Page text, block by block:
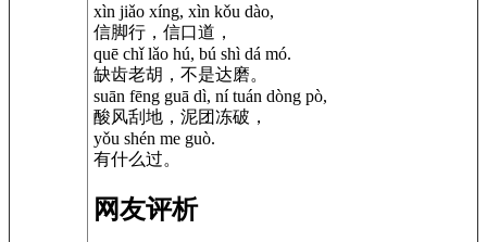
xìn jiǎo xíng, xìn kǒu dào,
信脚行，信口道，
quē chǐ lǎo hú, bú shì dá mó.
缺齿老胡，不是达磨。
suān fēng guā dì, ní tuán dòng pò,
酸风刮地，泥团冻破，
yǒu shén me guò.
有什么过。
网友评析